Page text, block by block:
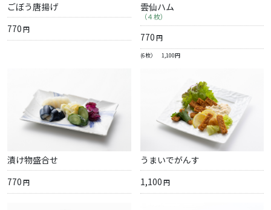
ごぼう唐揚げ
770円
雲仙ハム
（４枚）
770円
(6枚） 1,100円
漬け物盛合せ
770円
うまいでがんす
1,100円